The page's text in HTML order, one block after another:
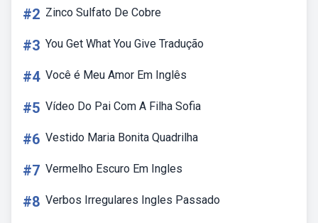
#2 Zinco Sulfato De Cobre
#3 You Get What You Give Tradução
#4 Você é Meu Amor Em Inglês
#5 Vídeo Do Pai Com A Filha Sofia
#6 Vestido Maria Bonita Quadrilha
#7 Vermelho Escuro Em Ingles
#8 Verbos Irregulares Ingles Passado